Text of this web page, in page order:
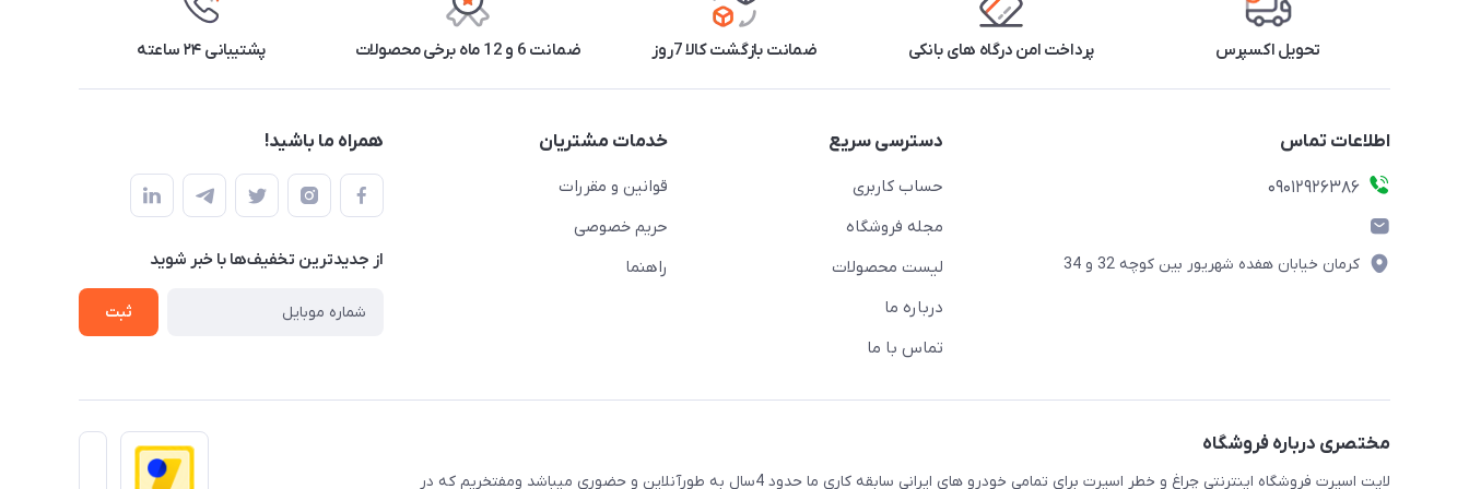
تحویل اکسپرس پرداخت امن درگاه های بانکی ضمانت بازگشت کالا 7روز ضمانت 6 و 12 ماه برخی محصولات پشتیبانی ۲۴ ساعته
اطلاعات تماس
09012926386
کرمان خیابان هفده شهریور بین کوچه 32 و 34
دسترسی سریع
حساب کاربری
مجله فروشگاه
لیست محصولات
درباره ما
تماس با ما
خدمات مشتریان
قوانین و مقررات
حریم خصوصی
راهنما
همراه ما باشید!
از جدید‌ترین تخفیف‌ها با‌ خبر شوید
ثبت
مختصری درباره فروشگاه
لایت اسپرت فروشگاه اینترنتی چراغ و خطر اسپرت برای تمامی خودرو های ایرانی سابقه کاری ما حدود 4سال به طورآنلاین و حضوری میباشد ومفتخریم که در